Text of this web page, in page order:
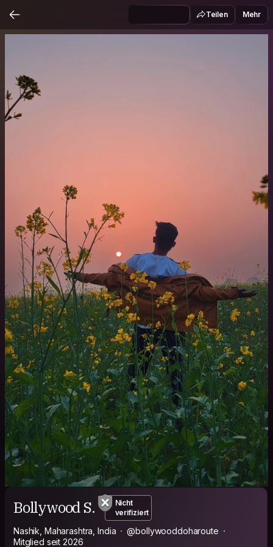
Teilen Mehr
Bollywood S.
Nicht
verifiziert
Nashik, Maharashtra, India
@bollywooddoharoute
Mitglied seit 2026